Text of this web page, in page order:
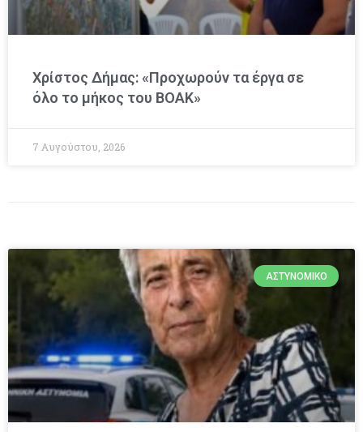
Χρίστος Δήμας: «Προχωρούν τα έργα σε
όλο το μήκος του ΒΟΑΚ»
7 Αυγούστου, 2026
ΑΣΤΥΝΟΜΙΚΌ